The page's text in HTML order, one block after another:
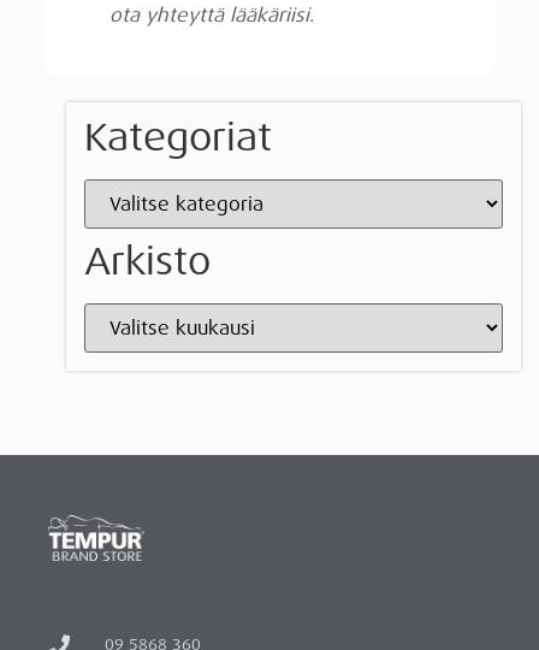
ota yhteyttä lääkäriisi.
Kategoriat
Arkisto
09 5868 360